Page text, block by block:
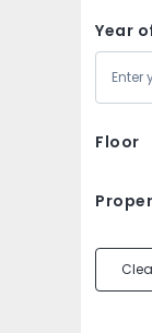
Year
Floor